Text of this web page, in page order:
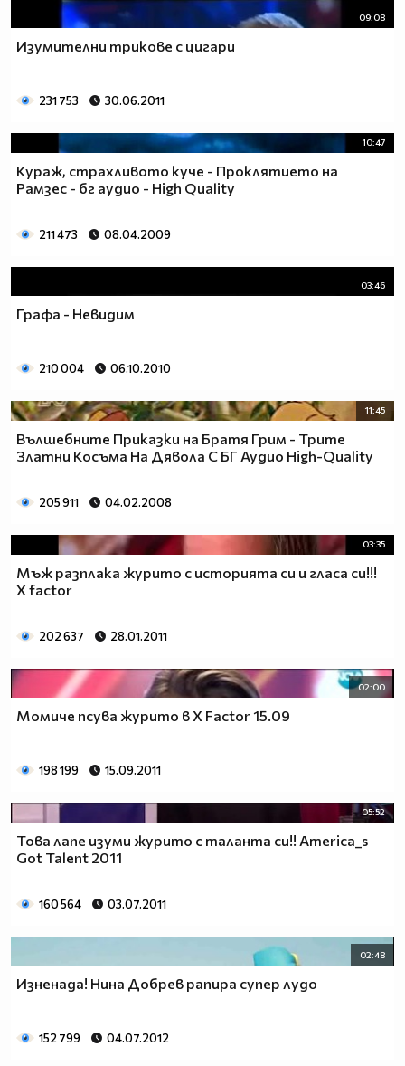
09:08
Изумителни трикове с цигари
231 753 30.06.2011
10:47
Кураж, страхливото куче - Проклятието на
Рамзес - бг аудио - High Quality
211 473 08.04.2009
03:46
Графа - Невидим
210 004 06.10.2010
11:45
Вълшебните Приказки на Братя Грим - Трите
Златни Косъма На Дявола С БГ Аудио High-Quality
205 911 04.02.2008
03:35
Мъж разплака журито с историята си и гласа си!!!
X factor
202 637 28.01.2011
02:00
Момиче псува журито в X Factor 15.09
198 199 15.09.2011
05:52
Това лапе изуми журито с таланта си!! America_s
Got Talent 2011
160 564 03.07.2011
02:48
Изненада! Нина Добрев рапира супер лудо
152 799 04.07.2012